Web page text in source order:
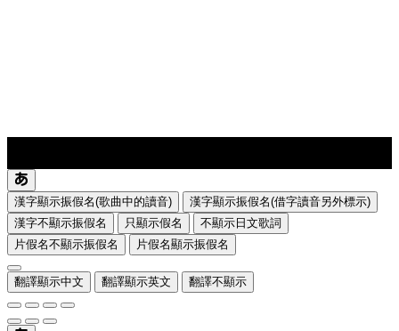
漢字顯示振假名(歌曲中的讀音)
漢字顯示振假名(借字讀音另外標示)
漢字不顯示振假名
只顯示假名
不顯示日文歌詞
片假名不顯示振假名
片假名顯示振假名
翻譯顯示中文 翻譯顯示英文 翻譯不顯示